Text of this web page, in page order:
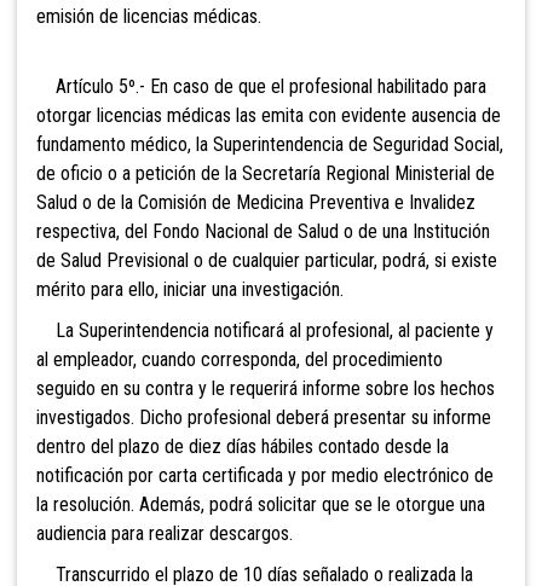
emisión de licencias médicas.
Artículo 5º.- En caso de que el profesional habilitado para
otorgar licencias médicas las emita con evidente ausencia de
fundamento médico, la Superintendencia de Seguridad Social,
de oficio o a petición de la Secretaría Regional Ministerial de
Salud o de la Comisión de Medicina Preventiva e Invalidez
respectiva, del Fondo Nacional de Salud o de una Institución
de Salud Previsional o de cualquier particular, podrá, si existe
mérito para ello, iniciar una investigación.
La Superintendencia notificará al profesional, al paciente y
al empleador, cuando corresponda, del procedimiento
seguido en su contra y le requerirá informe sobre los hechos
investigados. Dicho profesional deberá presentar su informe
dentro del plazo de diez días hábiles contado desde la
notificación por carta certificada y por medio electrónico de
la resolución. Además, podrá solicitar que se le otorgue una
audiencia para realizar descargos.
Transcurrido el plazo de 10 días señalado o realizada la